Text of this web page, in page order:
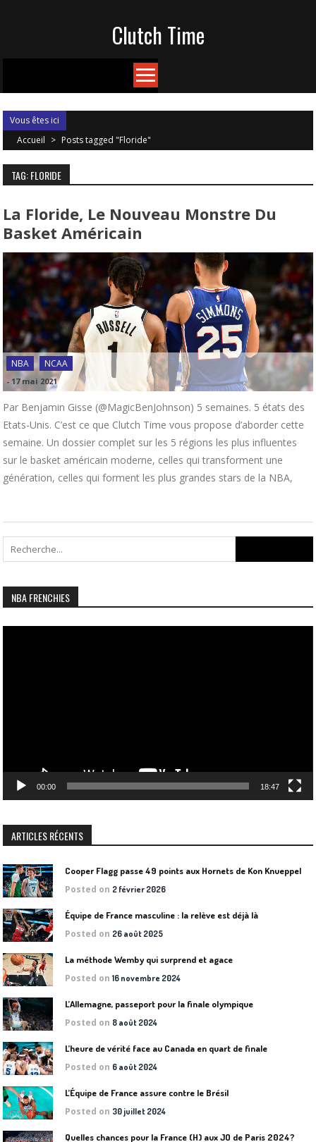
Clutch Time
Vous êtes ici
Accueil > Posts tagged "Floride"
TAG: FLORIDE
La Floride, Le Nouveau Monstre Du
Basket Américain
NBA NCAA
- 17 mai 2021
Par Benjamin Gisse (@MagicBenJohnson) 5 semaines. 5 états des
Etats-Unis. C’est ce que Clutch Time vous propose d’aborder cette
semaine. Un dossier complet sur les 5 régions les plus influentes
sur le basket américain moderne, celles qui transforment une
génération, celles qui forment les plus grandes stars de la NBA,
for:
NBA FRENCHIES
00:00 18:47
ARTICLES RÉCENTS
Cooper Flagg passe 49 points aux Hornets de Kon Knueppel
Posted on 2 février 2026
Équipe de France masculine : la relève est déjà là
Posted on 26 août 2025
La méthode Wemby qui surprend et agace
Posted on16 novembre 2024
L’Allemagne, passeport pour la finale olympique
Posted on 8 août 2024
L’heure de vérité face au Canada en quart de finale
Posted on 6 août 2024
L’Équipe de France assure contre le Brésil
Posted on 30 juillet 2024
Quelles chances pour la France (H) aux JO de Paris 2024?